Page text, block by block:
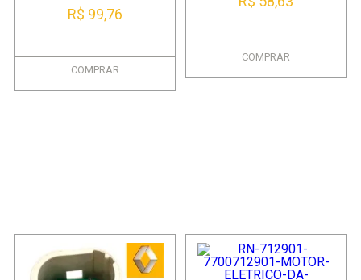
R$ 99,76
COMPRAR
COMPRAR